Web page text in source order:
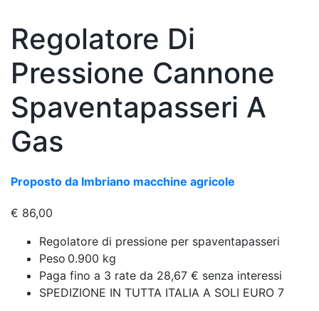
Regolatore Di
Pressione Cannone
Spaventapasseri A
Gas
Proposto da Imbriano macchine agricole
€ 86,00
Regolatore di pressione per spaventapasseri
Peso 0.900 kg
Paga fino a 3 rate da 28,67 € senza interessi
SPEDIZIONE IN TUTTA ITALIA A SOLI EURO 7